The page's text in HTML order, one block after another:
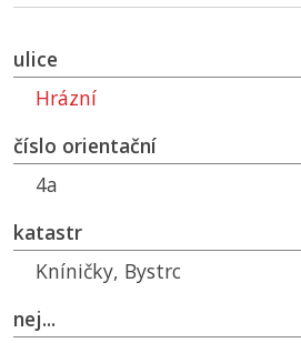
ulice
Hrázní
číslo orientační
4a
katastr
Kníničky, Bystrc
nej...